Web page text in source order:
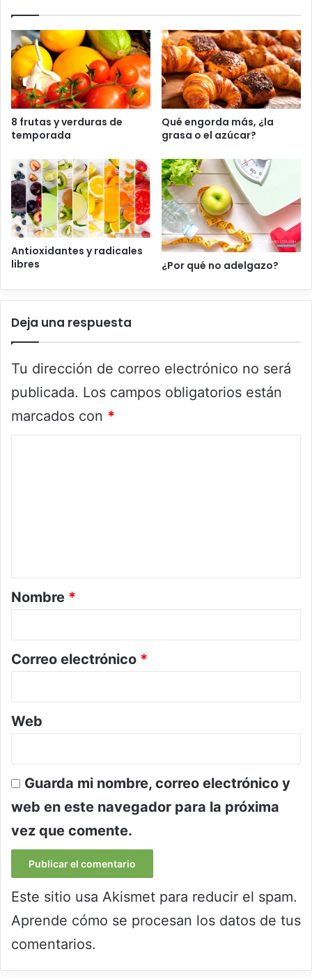
8 frutas y verduras de
temporada
Qué engorda más, ¿la
grasa o el azúcar?
Antioxidantes y radicales
libres
¿Por qué no adelgazo?
Deja una respuesta
Tu dirección de correo electrónico no será
publicada. Los campos obligatorios están
marcados con *
r
i
*
Nombre *
Correo electrónico *
Web
Guarda mi nombre, correo electrónico y
web en este navegador para la próxima
vez que comente.
Este sitio usa Akismet para reducir el spam.
Aprende cómo se procesan los datos de tus
comentarios.